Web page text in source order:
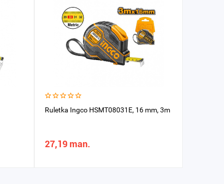
Ruletka Ingco HSMT08031E, 16 mm, 3m
27,19 man.